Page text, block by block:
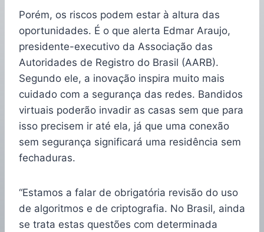
Porém, os riscos podem estar à altura das
oportunidades. É o que alerta Edmar Araujo,
presidente-executivo da Associação das
Autoridades de Registro do Brasil (AARB).
Segundo ele, a inovação inspira muito mais
cuidado com a segurança das redes. Bandidos
virtuais poderão invadir as casas sem que para
isso precisem ir até ela, já que uma conexão
sem segurança significará uma residência sem
fechaduras.
“Estamos a falar de obrigatória revisão do uso
de algoritmos e de criptografia. No Brasil, ainda
se trata estas questões com determinada